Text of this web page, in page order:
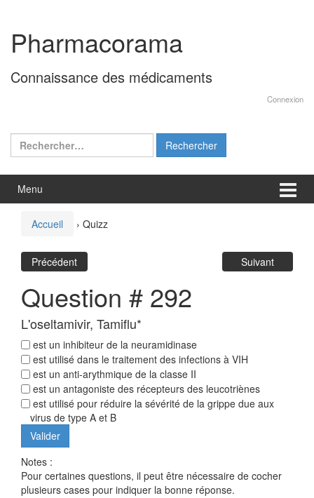
contenu
menu
principal
Pharmacorama
Connaissance des médicaments
Connexion
Rechercher :
Menu
Accueil › Quizz
Précédent Suivant
Question # 292
L'oseltamivir, Tamiflu*
est un inhibiteur de la neuramidinase
est utilisé dans le traitement des infections à VIH
est un anti-arythmique de la classe II
est un antagoniste des récepteurs des leucotriènes
est utilisé pour réduire la sévérité de la grippe due aux
virus de type A et B
Notes :
Pour certaines questions, il peut être nécessaire de cocher
plusieurs cases pour indiquer la bonne réponse.